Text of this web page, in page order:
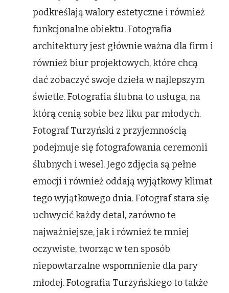
podkreślają walory estetyczne i również
funkcjonalne obiektu. Fotografia
architektury jest głównie ważna dla firm i
również biur projektowych, które chcą
dać zobaczyć swoje dzieła w najlepszym
świetle. Fotografia ślubna to usługa, na
którą cenią sobie bez liku par młodych.
Fotograf Turzyński z przyjemnością
podejmuje się fotografowania ceremonii
ślubnych i wesel. Jego zdjęcia są pełne
emocji i również oddają wyjątkowy klimat
tego wyjątkowego dnia. Fotograf stara się
uchwycić każdy detal, zarówno te
najważniejsze, jak i również te mniej
oczywiste, tworząc w ten sposób
niepowtarzalne wspomnienie dla pary
młodej. Fotografia Turzyńskiego to także